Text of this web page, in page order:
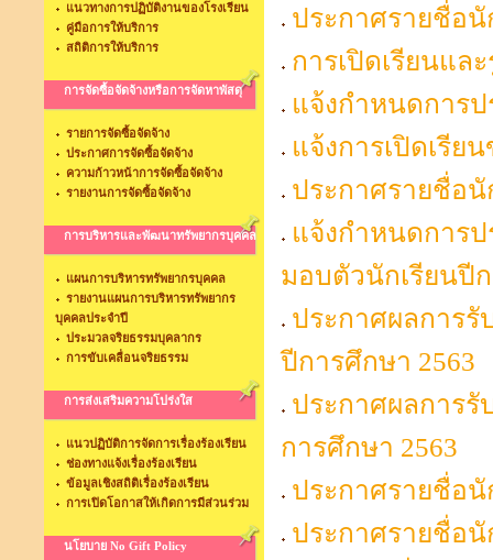
แนวทางการปฏิบัติงานของโรงเรียน
คู่มือการให้บริการ
สถิติการให้บริการ
การจัดซื้อจัดจ้างหรือการจัดหาพัสดุ
รายการจัดซื้อจัดจ้าง
ประกาศการจัดซื้อจัดจ้าง
ความก้าวหน้าการจัดซื้อจัดจ้าง
รายงานการจัดซื้อจัดจ้าง
การบริหารและพัฒนาทรัพยากรบุคคล
แผนการบริหารทรัพยากรบุคคล
รายงานแผนการบริหารทรัพยากร
บุคคลประจำปี
ประมวลจริยธรรมบุคลากร
การขับเคลื่อนจริยธรรม
การส่งเสริมความโปร่งใส
แนวปฏิบัติการจัดการเรื่องร้องเรียน
ช่องทางแจ้งเรื่องร้องเรียน
ข้อมูลเชิงสถิติเรื่องร้องเรียน
การเปิดโอกาสให้เกิดการมีส่วนร่วม
นโยบาย No Gift Policy
ประกาศรายชื่อ
การเปิดเรียนแล
แจ้งกำหนดการ
แจ้งการเปิดเรีย
ประกาศรายชื่อนั
แจ้งกำหนดการป
มอบตัวนักเรียนปี
ประกาศผลการรั
ปีการศึกษา 2563
ประกาศผลการรั
การศึกษา 2563
ประกาศรายชื่อ
ประกาศรายชื่อ